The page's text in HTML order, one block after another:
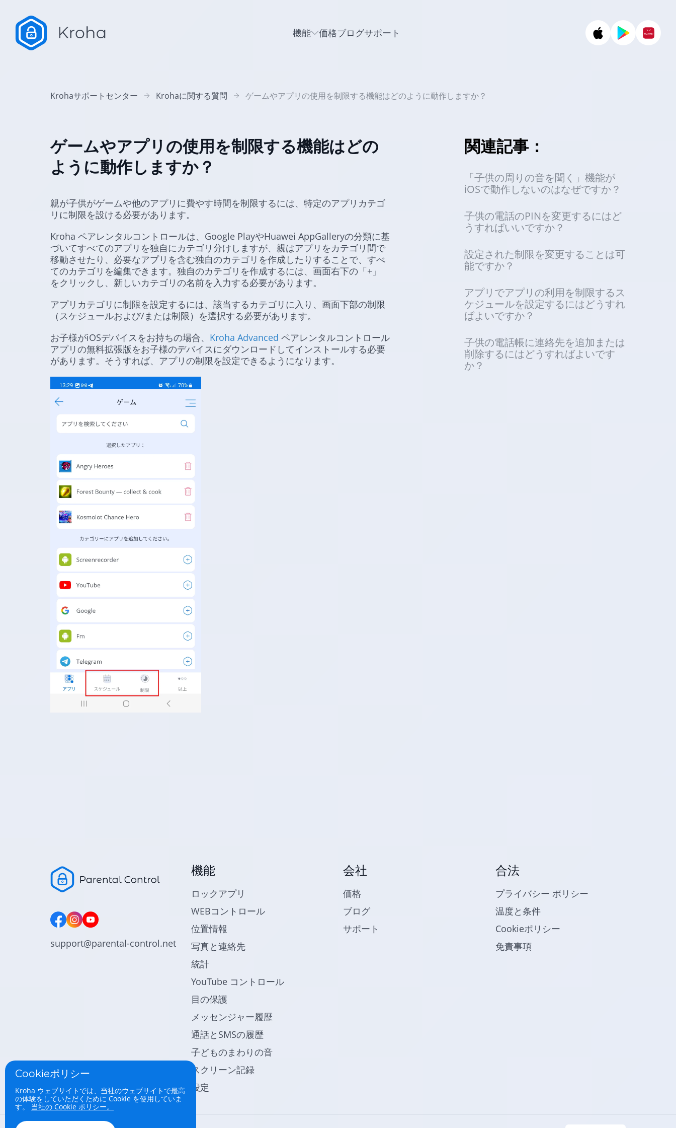
機能 価格ブログサポート
Krohaサポートセンター Krohaに関する質問 ゲームやアプリの使用を制限する機能はどのように動作しますか？
ゲームやアプリの使用を制限する機能はどの
ように動作しますか？
親が子供がゲームや他のアプリに費やす時間を制限するには、特定のアプリカテゴ
リに制限を設ける必要があります。
Kroha ペアレンタルコントロールは、Google PlayやHuawei AppGalleryの分類に基
づいてすべてのアプリを独自にカテゴリ分けしますが、親はアプリをカテゴリ間で
移動させたり、必要なアプリを含む独自のカテゴリを作成したりすることで、すべ
てのカテゴリを編集できます。独自のカテゴリを作成するには、画面右下の「+」
をクリックし、新しいカテゴリの名前を入力する必要があります。
アプリカテゴリに制限を設定するには、該当するカテゴリに入り、画面下部の制限
（スケジュールおよび/または制限）を選択する必要があります。
お子様がiOSデバイスをお持ちの場合、 Kroha Advanced ペアレンタルコントロール
アプリの無料拡張版をお子様のデバイスにダウンロードしてインストールする必要
があります。そうすれば、アプリの制限を設定できるようになります。
関連記事：
「子供の周りの音を聞く」機能が
iOSで動作しないのはなぜですか？
子供の電話のPINを変更するにはど
うすればいいですか？
設定された制限を変更することは可
能ですか？
アプリでアプリの利用を制限するス
ケジュールを設定するにはどうすれ
ばよいですか？
子供の電話帳に連絡先を追加または
削除するにはどうすればよいです
か？
support@parental-control.net
機能
ロックアプリ
WEBコントロール
位置情報
写真と連絡先
統計
YouTube コントロール
目の保護
メッセンジャー履歴
通話とSMSの履歴
子どものまわりの音
スクリーン記録
設定
会社
価格
ブログ
サポート
合法
プライバシー ポリシー
温度と条件
Cookieポリシー
免責事項
Cookieポリシー
Kroha ウェブサイトでは、当社のウェブサイトで最高
の体験をしていただくために Cookie を使用していま
す。 当社の Cookie ポリシー。